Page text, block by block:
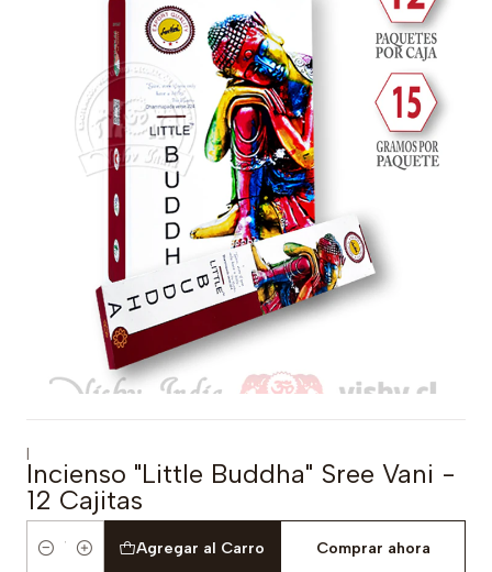
|
Incienso "Little Buddha" Sree Vani -
12 Cajitas
Cantidad
Agregar al Carro Comprar ahora